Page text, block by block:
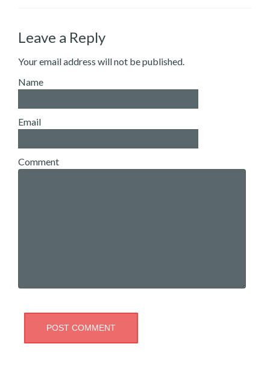
Leave a Reply
Your email address will not be published.
Name
Email
Comment